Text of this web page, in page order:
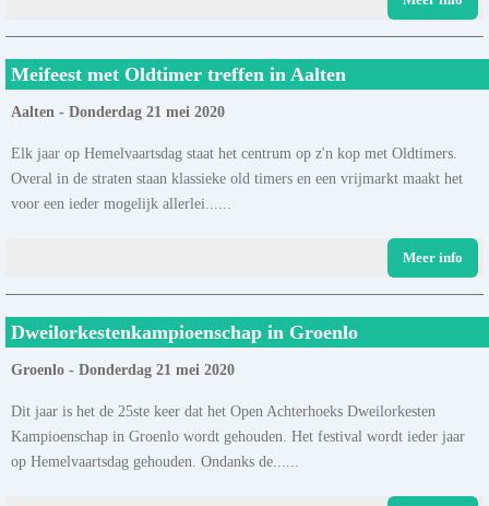
Meifeest met Oldtimer treffen in Aalten
Aalten - Donderdag 21 mei 2020
Elk jaar op Hemelvaartsdag staat het centrum op z'n kop met Oldtimers.
Overal in de straten staan klassieke old timers en een vrijmarkt maakt het
voor een ieder mogelijk allerlei......
Meer info
Dweilorkestenkampioenschap in Groenlo
Groenlo - Donderdag 21 mei 2020
Dit jaar is het de 25ste keer dat het Open Achterhoeks Dweilorkesten
Kampioenschap in Groenlo wordt gehouden. Het festival wordt ieder jaar
op Hemelvaartsdag gehouden. Ondanks de......